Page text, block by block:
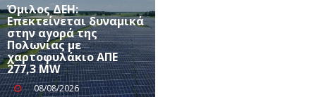
Όμιλος ΔΕΗ:
Επεκτείνεται δυναμικά
στην αγορά της
Πολωνίας με
χαρτοφυλάκιο ΑΠΕ
277,3 MW
08/08/2026